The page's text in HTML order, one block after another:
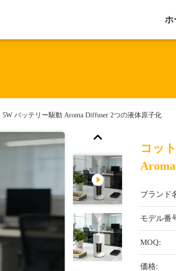
ホ
バッテリー駆動 Aroma Diffuser 2つの液体原子化
コッ
ブランド
モデル番
MOQ:
価格: